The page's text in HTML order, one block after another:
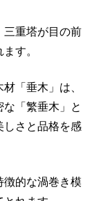
三重塔が目の前
す。
「垂木」は、
な「繁垂木」と
しさと品格を感
徴的な渦巻き模